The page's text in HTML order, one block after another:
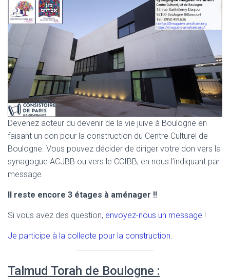
Devenez acteur du devenir de la vie juive à Boulogne en
faisant un don pour la construction du Centre Culturel de
Boulogne. Vous pouvez décider de diriger votre don vers la
synagogue ACJBB ou vers le CCIBB, en nous l’indiquant par
message.
Il reste encore 3 étages à aménager !!
Si vous avez des question, envoyez-nous un message !
Je participe à la collecte pour la construction.
Talmud Torah de Boulogne :